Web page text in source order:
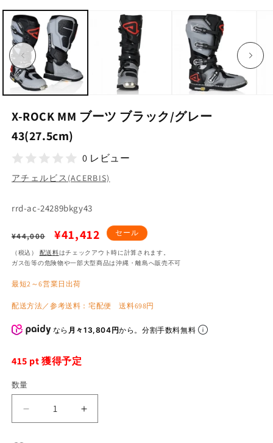
ー
ダ
ル
で
メ
デ
ィ
開
く
X-ROCK MM ブーツ ブラック/グレー
43(27.5cm)
0 レビュー
アチェルビス(ACERBIS)
SKU:
rrd-ac-24289bkgy43
通
常
価
格
¥44,000
セ
ー
ル
価
格
¥41,412 セール
（税込） 配送料はチェックアウト時に計算されます。
ガス缶等の危険物や一部大型商品は沖縄・離島へ販売不可
最短2～6営業日出荷
配送方法／参考送料：宅配便 送料698円
なら 月々13,804円から。分割手数料無料
415 pt 獲得予定
数量
ROCK
X-
ROCK